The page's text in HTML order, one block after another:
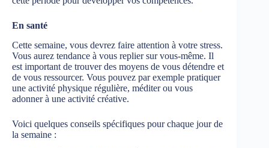
En santé
Cette semaine, vous devrez faire attention à votre stress.
Vous aurez tendance à vous replier sur vous-même. Il
est important de trouver des moyens de vous détendre et
de vous ressourcer. Vous pouvez par exemple pratiquer
une activité physique régulière, méditer ou vous
adonner à une activité créative.
Voici quelques conseils spécifiques pour chaque jour de
la semaine :